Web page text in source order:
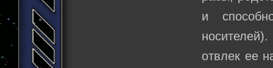
и
отвлек ее